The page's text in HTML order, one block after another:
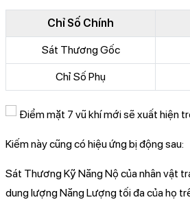
Chỉ Số Chính
Sát Thương Gốc
Chỉ Số Phụ
Kiếm này cũng có hiệu ứng bị động sau:
Sát Thương Kỹ Năng Nộ của nhân vật
dung lượng Năng Lượng tối đa của họ